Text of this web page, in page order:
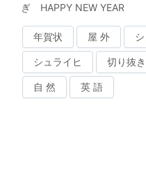
ぎ HAPPY NEW YEAR
年賀状 屋 外
シュライヒ 切り抜き
自 然 英 語